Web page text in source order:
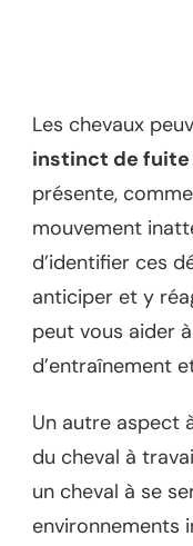
Les chevaux
instinct de fuite
présente,
mouvement
d’identifier ces
anticiper et y
peut vous aider
d’entraînement
Un autre aspect
du cheval à
un cheval à se
environnements